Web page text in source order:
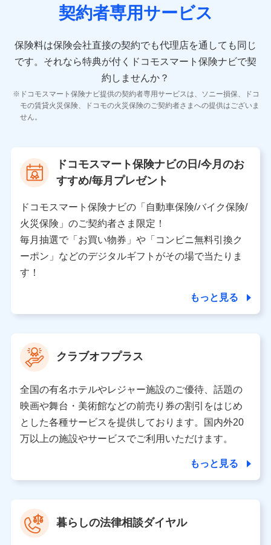
10.受託業務の 個人情報
11.マイカー通勤管理クラウド並びに法人向けASPサー
ビスに関してのお問い合わせ情報
各種お問い合わせに対応するため
当社のサービスに関する情報提供や、皆様に有用なお知らせ
をお送りするため
当社の対応品質向上やお問い合わせ内容の正確な把握のため
個人情報保護管理者の職名、連絡先
〒103-0013 東京都中央区日本橋人形町2-14-10 アー
バンネット日本橋ビル 3F
株式会社ドコモ・インシュアランス
個人情報の第三者提供について
当社は利用目的の達成に必要な範囲内において個人情報
の取り扱いの全部または一部を委託する場合がありま
す。
個人データの共同利用
当社は株式会社NTTドコモとの間で、以下のとおり個
人データを共同利用します。
氏名、電話番号、メールアドレス、お客さまの識別子、属
性、連絡先、dポイントサービスのご利用に関する情報。例
として、dポイントカード番号、性別、年齢、家族構成、住
契約者専用サービス
保険料は保険会社直接の契約でも代理店を通しても同じ
です。 それなら特典が付くドコモスマート保険ナビで契
約しませんか？
ドコモスマート保険ナビ提供の契約者専用サービスは、ソニー損保、ドコ
モの賃貸火災保険、ドコモの火災保険のご契約者さまへの提供はございま
せん。
ドコモスマート保険ナビの日/今月のお
すすめ/毎月プレゼント
ドコモスマート保険ナビの「自動車保険/バイク保険/
火災保険」のご契約者さま限定！
毎月抽選で「お買い物券」や「コンビニ無料引換ク
ーポン」などのデジタルギフトがその場で当たりま
す！
もっと見る
クラブオフプラス
全国の有名ホテルやレジャー施設のご優待、話題の
映画や舞台・美術館などの前売り券の割引をはじめ
とした各種サービスを提供しております。国内外20
万以上の施設やサービスでご利用いただけます。
もっと見る
暮らしの法律相談ダイヤル